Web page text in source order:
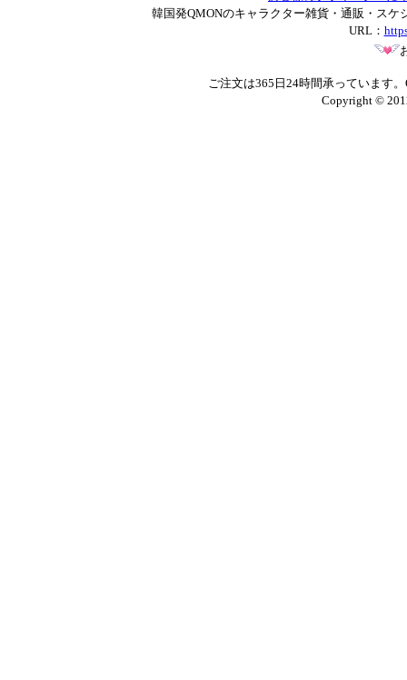
韓国発QMONのキャラクター雑貨・通販・スケ
URL：
ご注文は365日24時間承っています
Copyright ©